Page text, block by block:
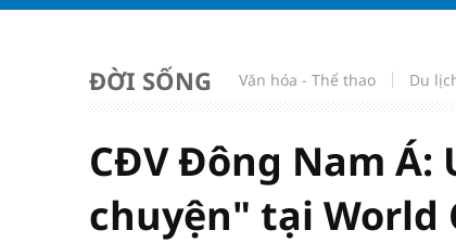
10:23
09:00
08:15
ĐỜI SỐNG Văn hóa - Thể thao Du
CĐV Đông Nam Á:
chuyện" tại World